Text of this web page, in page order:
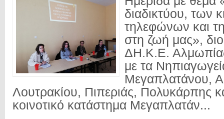
διαδικτύου, των
τηλεφώνων και
στη ζωή μας»,
ΔΗ.Κ.Ε.
με τα
Μεγαπλατάνου,
Λουτρακίου, Πιπεριάς, Πολυκάρπης
κοινοτικό κατάστημα Μεγαπλατάν...